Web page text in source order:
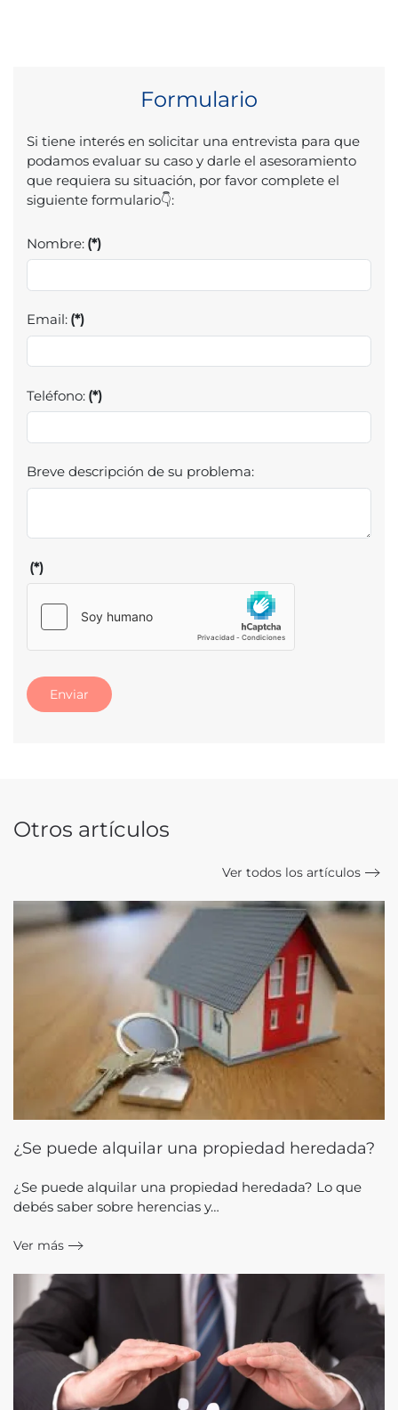
Formulario
Si tiene interés en solicitar una entrevista para que
podamos evaluar su caso y darle el asesoramiento
que requiera su situación, por favor complete el
siguiente formulario👇:
Nombre: (*)
Email: (*)
Teléfono: (*)
Breve descripción de su problema:
(*)
Enviar
Otros artículos
Ver todos los artículos
¿Se puede alquilar una propiedad heredada?
¿Se puede alquilar una propiedad heredada? Lo que
debés saber sobre herencias y…
Ver más